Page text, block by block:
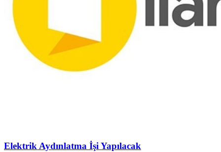
Elektrik Aydınlatma İşi Yapılacak